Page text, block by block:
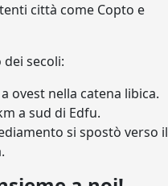
città come Copto e
secoli:
ovest nella catena libica.
a sud di Edfu.
si spostò verso il